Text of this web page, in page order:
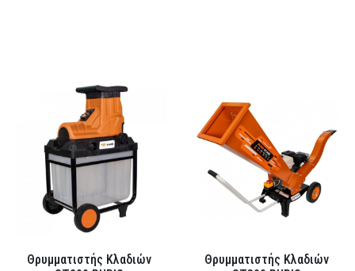
Θρυμματιστής Κλαδιών
Θρυμματιστής Κλαδιών